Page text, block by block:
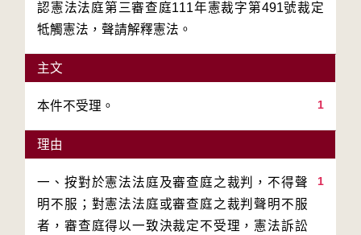
認憲法法庭第三審查庭111年憲裁字第491號裁定
牴觸憲法，聲請解釋憲法。
主文
1
本件不受理。
理由
1
一、按對於憲法法庭及審查庭之裁判，不得聲
明不服；對憲法法庭或審查庭之裁判聲明不服
者，審查庭得以一致決裁定不受理，憲法訴訟